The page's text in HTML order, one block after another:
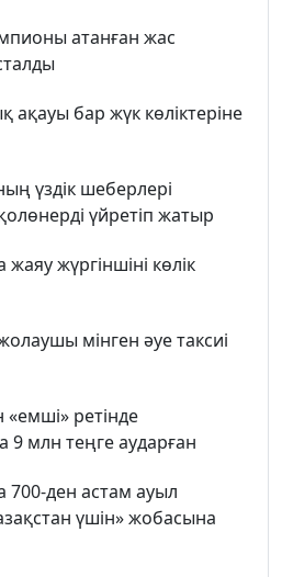
атанған жас
ақауы бар жүк көліктеріне
үздік шеберлері
үйретіп жатыр
жүргіншіні көлік
мінген әуе таксиі
ретінде
9 млн теңге аударған
ден астам ауыл
үшін» жобасына